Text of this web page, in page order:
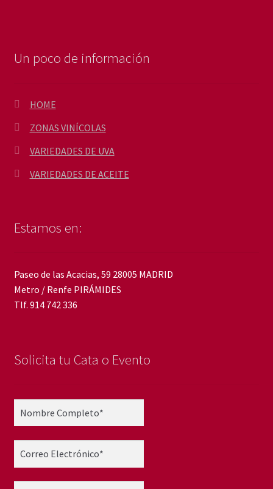
Un poco de información
HOME
ZONAS VINÍCOLAS
VARIEDADES DE UVA
VARIEDADES DE ACEITE
Estamos en:
Paseo de las Acacias, 59 28005 MADRID
Metro / Renfe PIRÁMIDES
Tlf. 914 742 336
Solicita tu Cata o Evento